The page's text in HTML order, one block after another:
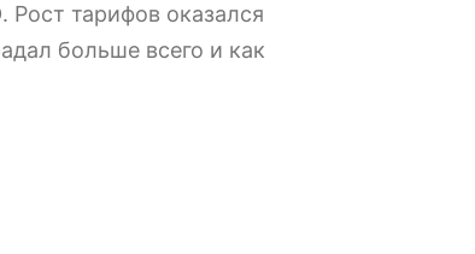
. Рост тарифов оказался
больше всего и как